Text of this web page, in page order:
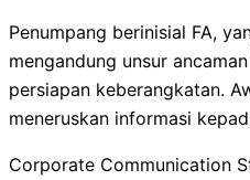
Penumpang berinisial FA,
mengandung unsur
persiapan keberangkatan.
meneruskan informasi
Corporate Communication